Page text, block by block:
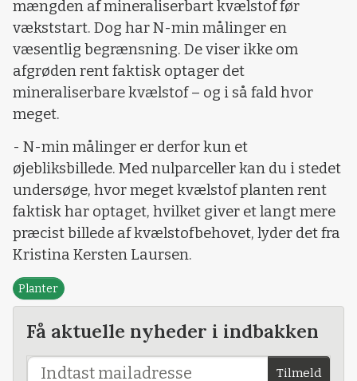
mængden af mineraliserbart kvælstof før
vækststart. Dog har N-min målinger en
væsentlig begrænsning. De viser ikke om
afgrøden rent faktisk optager det
mineraliserbare kvælstof – og i så fald hvor
meget.
- N-min målinger er derfor kun et
øjebliksbillede. Med nulparceller kan du i stedet
undersøge, hvor meget kvælstof planten rent
faktisk har optaget, hvilket giver et langt mere
præcist billede af kvælstofbehovet, lyder det fra
Kristina Kersten Laursen.
Planter
Få aktuelle nyheder i indbakken
Tilmeld